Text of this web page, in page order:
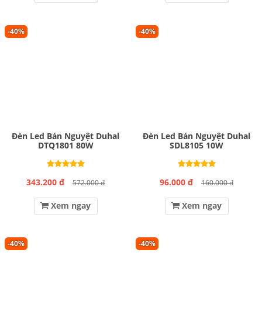
-40%
Đèn Led Bán Nguyệt Duhal
DTQ1801 80W
343.200 đ 572.000 đ
Xem ngay
-40%
Đèn Led Bán Nguyệt Duhal
SDL8105 10W
96.000 đ 160.000 đ
Xem ngay
-40% -40%